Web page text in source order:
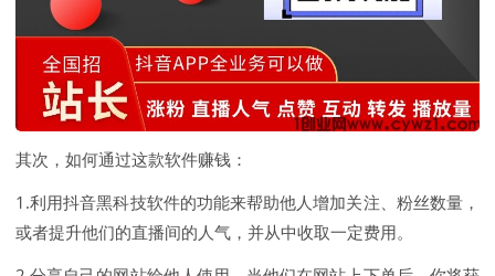
其次，如何通过这款软件赚钱：
1.利用抖音黑科技软件的功能来帮助他人增加关注、粉丝数量，
或者提升他们的直播间的人气，并从中收取一定费用。